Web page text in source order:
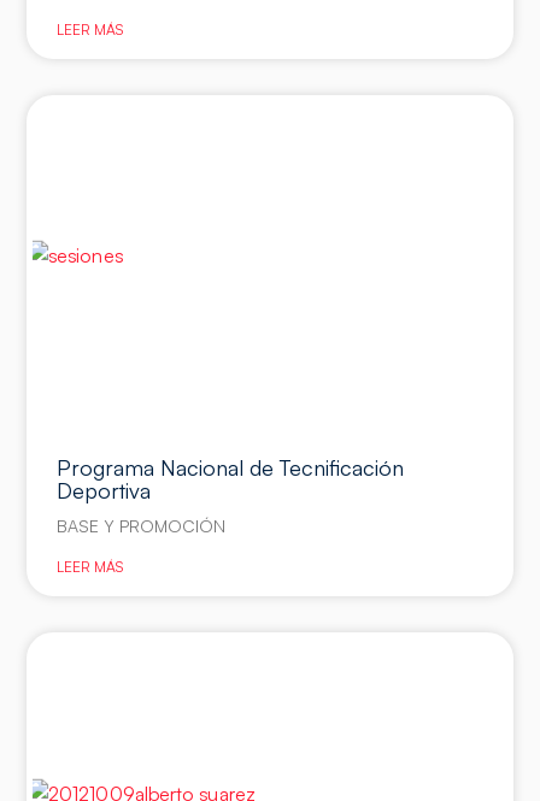
LEER MÁS
Programa Nacional de Tecnificación
Deportiva
BASE Y PROMOCIÓN
LEER MÁS